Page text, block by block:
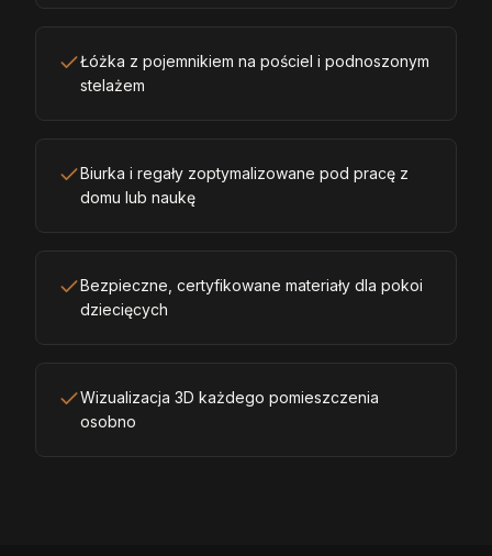
Łóżka z pojemnikiem na pościel i podnoszonym
stelażem
Biurka i regały zoptymalizowane pod pracę z
domu lub naukę
Bezpieczne, certyfikowane materiały dla pokoi
dziecięcych
Wizualizacja 3D każdego pomieszczenia
osobno